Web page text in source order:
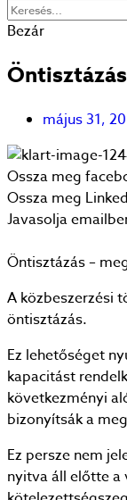
Bezár
május 31,
Ossza meg
Ossza meg
Javasolja
Öntisztázás –
A közbeszerzési
öntisztázás.
Ez lehetőséget
kapacitást
következményi
bizonyítsák a
Ez persze nem
nyitva áll előtte a